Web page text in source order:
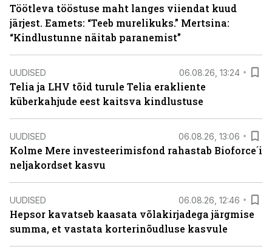
Töötleva tööstuse maht langes viiendat kuud
järjest. Eamets: “Teeb murelikuks.” Mertsina:
“Kindlustunne näitab paranemist”
UUDISED 06.08.26, 13:24
Telia ja LHV tõid turule Telia erakliente
küberkahjude eest kaitsva kindlustuse
UUDISED 06.08.26, 13:06
Kolme Mere investeerimisfond rahastab Bioforce´i
neljakordset kasvu
UUDISED 06.08.26, 12:46
Hepsor kavatseb kaasata võlakirjadega järgmise
summa, et vastata korterinõudluse kasvule